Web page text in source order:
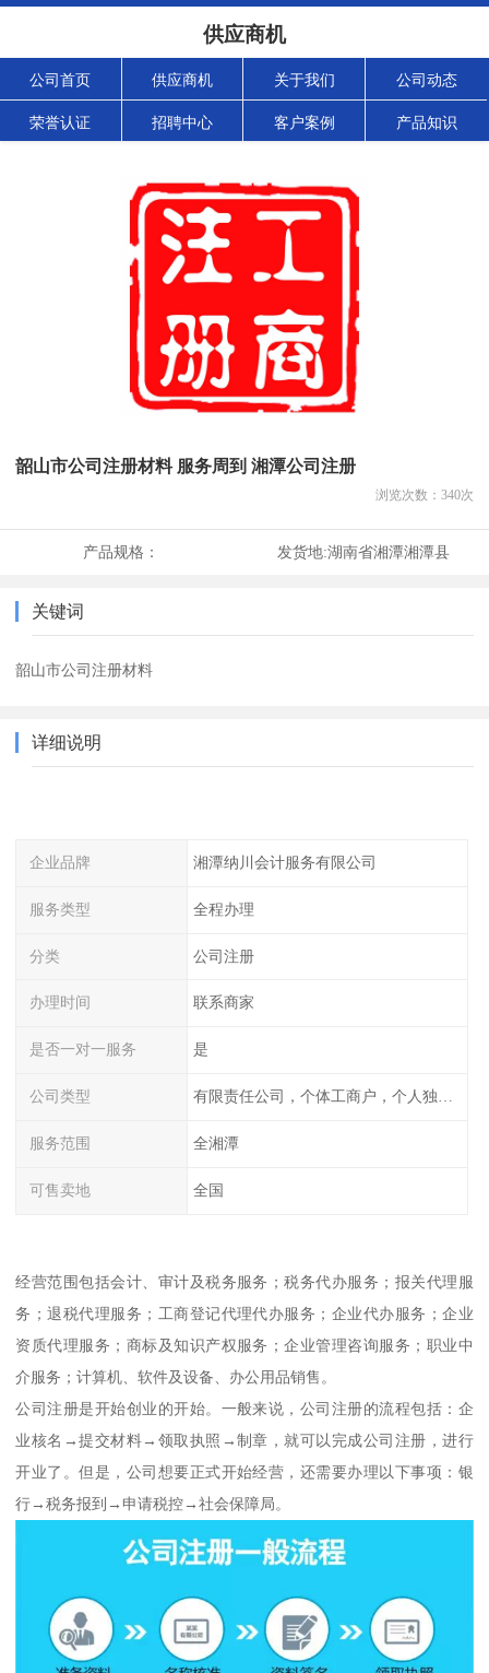
供应商机
公司首页 供应商机 关于我们 公司动态
荣誉认证 招聘中心 客户案例 产品知识
韶山市公司注册材料 服务周到 湘潭公司注册
浏览次数： 340次
产品规格： 发货地:湖南省湘潭湘潭县
关键词
韶山市公司注册材料
详细说明
企业品牌 湘潭纳川会计服务有限公司
服务类型 全程办理
分类 公司注册
办理时间 联系商家
是否一对一服务 是
公司类型
服务范围 全湘潭
可售卖地 全国
经营范围包括会计、审计及税务服务；税务代办服务；报关代理服
务；退税代理服务；工商登记代理代办服务；企业代办服务；企业
资质代理服务；商标及知识产权服务；企业管理咨询服务；职业中
介服务；计算机、软件及设备、办公用品销售。
公司注册是开始创业的开始。一般来说，公司注册的流程包括：企
业核名→提交材料→领取执照→制章，就可以完成公司注册，进行
开业了。但是，公司想要正式开始经营，还需要办理以下事项：银
行→税务报到→申请税控→社会保障局。